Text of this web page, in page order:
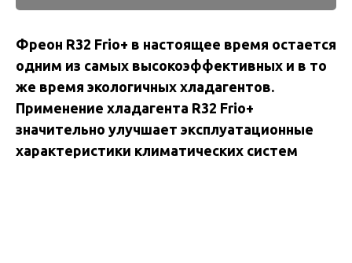
Фреон R32 Frio+ в настоящее время остается
одним из самых высокоэффективных и в то
же время экологичных хладагентов.
Применение хладагента R32 Frio+
значительно улучшает эксплуатационные
характеристики климатических систем